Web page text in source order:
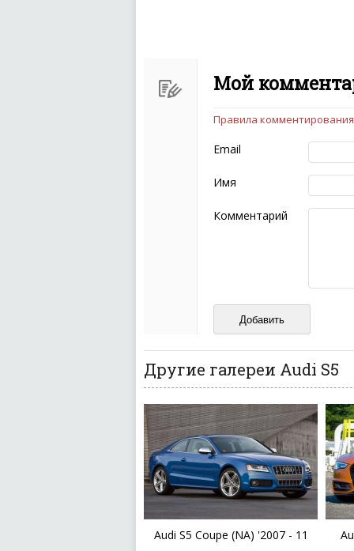
Мой
Чтобы ваш комментарий
следующих правил:
Комментарий не
эмоциональных
Не стоит
Пожалуйста, не
также призывы к
Не размещайте
И запаситесь терпением,
ваш отзыв может
Правила комментирования
Email
Имя
Комментарий
Другие галереи Audi S5
Audi S5 Coupe (NA) '2007 - 11